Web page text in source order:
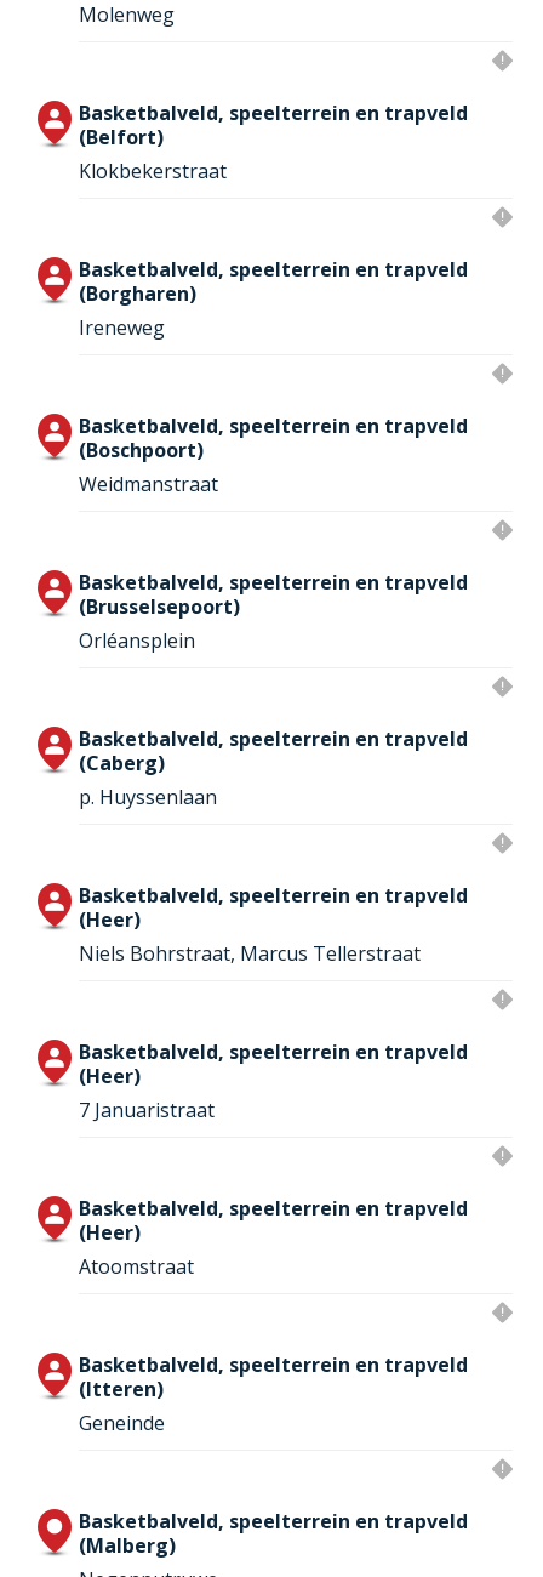
Molenweg
Basketbalveld, speelterrein en trapveld
(Belfort)
Klokbekerstraat
Basketbalveld, speelterrein en trapveld
(Borgharen)
Ireneweg
Basketbalveld, speelterrein en trapveld
(Boschpoort)
Weidmanstraat
Basketbalveld, speelterrein en trapveld
(Brusselsepoort)
Orléansplein
Basketbalveld, speelterrein en trapveld
(Caberg)
p. Huyssenlaan
Basketbalveld, speelterrein en trapveld
(Heer)
Niels Bohrstraat, Marcus Tellerstraat
Basketbalveld, speelterrein en trapveld
(Heer)
7 Januaristraat
Basketbalveld, speelterrein en trapveld
(Heer)
Atoomstraat
Basketbalveld, speelterrein en trapveld
(Itteren)
Geneinde
Basketbalveld, speelterrein en trapveld
(Malberg)